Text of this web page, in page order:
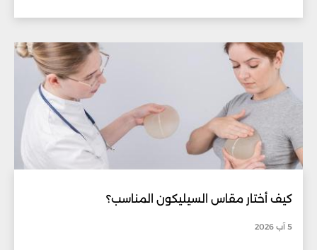
كيف أختار مقاس السيليكون المناسب؟
5 آب 2026